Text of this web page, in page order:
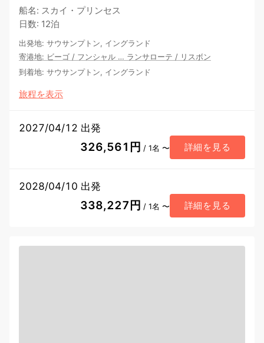
船名: スカイ・プリンセス
日数: 12泊
出発地: サウサンプトン, イングランド
寄港地: ビーゴ / フンシャル … ランサローテ / リスボン
到着地: サウサンプトン, イングランド
旅程を表示
2027/04/12 出発
326,561円 / 1名 〜 詳細を見る
2028/04/10 出発
338,227円 / 1名 〜 詳細を見る